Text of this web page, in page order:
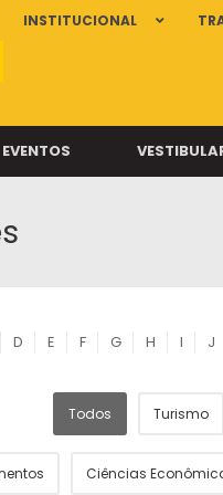
INSTITUCIONAL
EVENTOS
D E F G H I J
Todos Turismo
Ciências